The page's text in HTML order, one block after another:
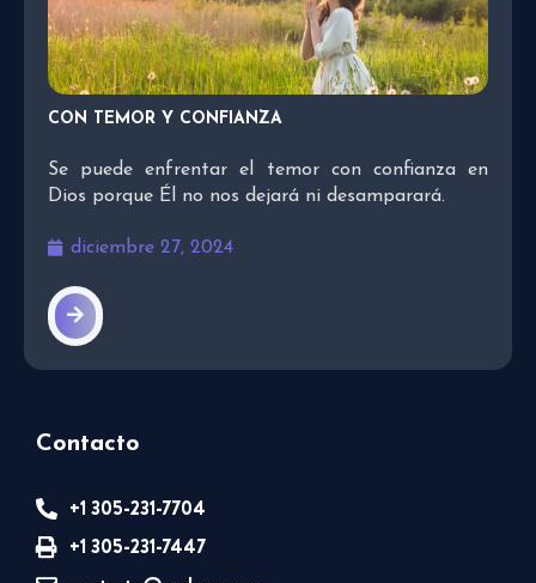
CON TEMOR Y CONFIANZA
Se puede enfrentar el temor con confianza en
Dios porque Él no nos dejará ni desamparará.
diciembre 27, 2024
Contacto
+1 305-231-7704
+1 305-231-7447